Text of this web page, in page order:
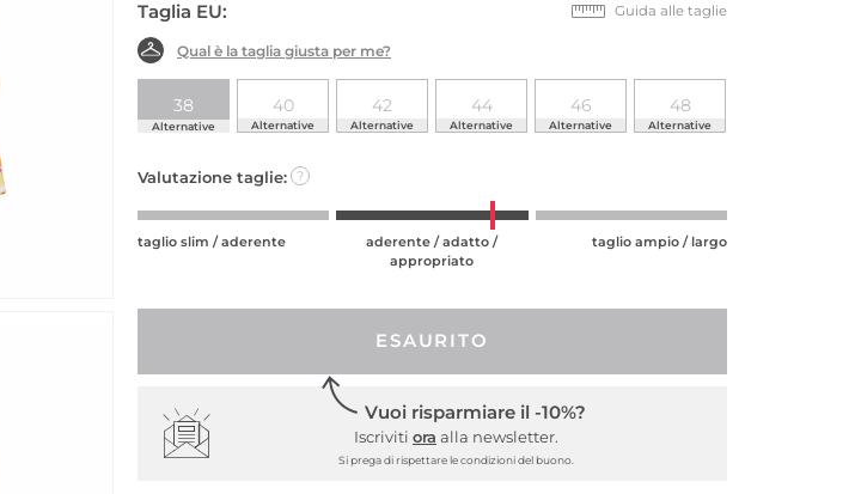
Taglia EU: Guida alle taglie
Qual è la taglia giusta per me?
38
Alternative
40
Alternative
42
Alternative
44
Alternative
46
Alternative
48
Alternative
Valutazione taglie: ?
taglio slim / aderente
aderente / adatto /
appropriato
taglio ampio / largo
ESAURITO
Vuoi risparmiare il -10%?
Iscriviti ora alla newsletter.
Si prega di rispettare le condizioni del buono.